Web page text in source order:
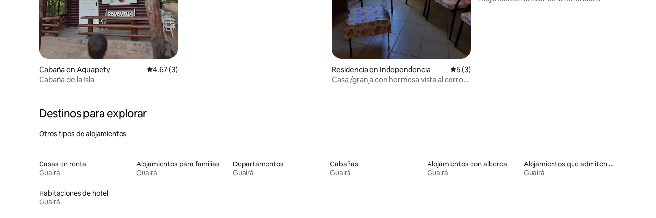
Cabaña en Aguapety Calificación promedio: 4.67 de 5; 3 evaluaciones
4.67 (3)
Cabaña de la Isla
Residencia en Independencia Calificación promedio: 5 de 5; 3 evaluaciones
5 (3)
Casa /granja con hermosa vista al cerro
Destinos para explorar
Otros tipos de alojamientos
Casas en renta
Guairá
Alojamientos para familias
Guairá
Departamentos
Guairá
Cabañas
Guairá
Alojamientos con alberca
Guairá
Alojamientos que admiten mascotas
Guairá
Habitaciones de hotel
Guairá